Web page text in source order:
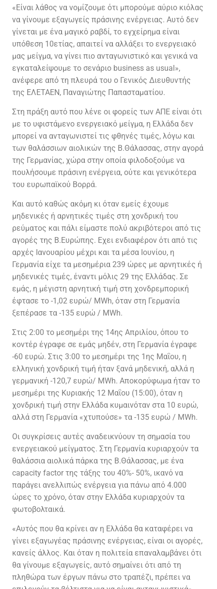
«Είναι λάθος να νομίζουμε ότι μπορούμε αύριο κιόλας
να γίνουμε εξαγωγείς πράσινης ενέργειας. Αυτό δεν
γίνεται με ένα μαγικό ραβδί, το εγχείρημα είναι
υπόθεση 10ετίας, απαιτεί να αλλάξει το ενεργειακό
μας μείγμα, να γίνει πιο ανταγωνιστικό και γενικά να
εγκαταλείψουμε το σενάριο business as usual»,
ανέφερε από τη πλευρά του ο Γενικός Διευθυντής
της ΕΛΕΤΑΕΝ, Παναγιώτης Παπασταματίου.
Στη πράξη αυτό που λένε οι φορείς των ΑΠΕ είναι ότι
με το υφιστάμενο ενεργειακό μείγμα, η Ελλάδα δεν
μπορεί να ανταγωνιστεί τις φθηνές τιμές, λόγω και
των θαλάσσιων αιολικών της Β.Θάλασσας, στην αγορά
της Γερμανίας, χώρα στην οποία φιλοδοξούμε να
πουλήσουμε πράσινη ενέργεια, ούτε και γενικότερα
του ευρωπαϊκού Βορρά.
Και αυτό καθώς ακόμη κι όταν εμείς έχουμε
μηδενικές ή αρνητικές τιμές στη χονδρική του
ρεύματος και πάλι είμαστε πολύ ακριβότεροι από τις
αγορές της Β.Ευρώπης. Εχει ενδιαφέρον ότι από τις
αρχές Ιανουαρίου μέχρι και τα μέσα Ιουνίου, η
Γερμανία είχε τα μεσημέρια 239 ώρες με αρνητικές ή
μηδενικές τιμές, έναντι μόλις 29 της Ελλάδας. Σε
εμάς, η μέγιστη αρνητική τιμή στη χονδρεμπορική
έφτασε το -1,02 ευρώ/ MWh, όταν στη Γερμανία
ξεπέρασε τα -135 ευρώ / MWh.
Στις 2:00 το μεσημέρι της 14ης Απριλίου, όπου το
κοντέρ έγραφε σε εμάς μηδέν, στη Γερμανία έγραφε
-60 ευρώ. Στις 3:00 το μεσημέρι της 1ης Μαΐου, η
ελληνική χονδρική τιμή ήταν ξανά μηδενική, αλλά η
γερμανική -120,7 ευρώ/ MWh. Αποκορύφωμα ήταν το
μεσημέρι της Κυριακής 12 Μαΐου (15:00), όταν η
χονδρική τιμή στην Ελλάδα κυμαινόταν στα 10 ευρώ,
αλλά στη Γερμανία «χτυπούσε» τα -135 ευρώ / MWh.
Οι συγκρίσεις αυτές αναδεικνύουν τη σημασία του
ενεργειακού μείγματος. Στη Γερμανία κυριαρχούν τα
θαλάσσια αιολικά πάρκα της Β.Θάλασσας, με ένα
capacity factor της τάξης του 40%- 50%, ικανό να
παράγει ανελλιπώς ενέργεια για πάνω από 4.000
ώρες το χρόνο, όταν στην Ελλάδα κυριαρχούν τα
φωτοβολταικά.
«Αυτός που θα κρίνει αν η Ελλάδα θα καταφέρει να
γίνει εξαγωγέας πράσινης ενέργειας, είναι οι αγορές,
κανείς άλλος. Και όταν η πολιτεία επαναλαμβάνει ότι
θα γίνουμε εξαγωγείς, αυτό σημαίνει ότι από τη
πληθώρα των έργων πάνω στο τραπέζι, πρέπει να